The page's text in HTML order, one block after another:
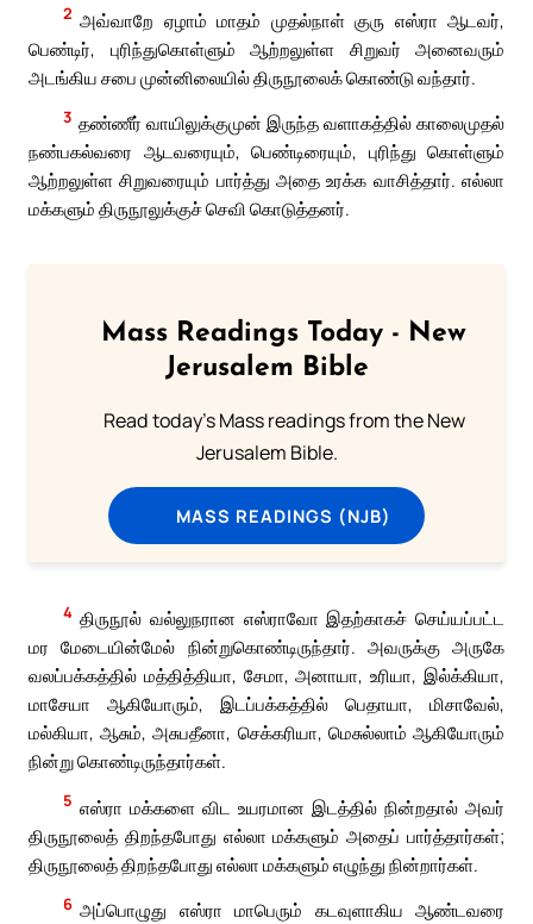
2 அவ்வாறே ஏழாம் மாதம் முதல்நாள் குரு எஸ்ரா ஆடவர்,
பெண்டிர், புரிந்துகொள்ளும் ஆற்றலுள்ள சிறுவர் அனைவரும்
அடங்கிய சபை முன்னிலையில் திருநூலைக் கொண்டு வந்தார்.
3 தண்ணீர் வாயிலுக்குமுன் இருந்த வளாகத்தில் காலைமுதல்
நண்பகல்வரை ஆடவரையும், பெண்டிரையும், புரிந்து கொள்ளும்
ஆற்றலுள்ள சிறுவரையும் பார்த்து அதை உரக்க வாசித்தார். எல்லா
மக்களும் திருநூலுக்குச் செவி கொடுத்தனர்.
Mass Readings Today - New
Jerusalem Bible
Read today's Mass readings from the New
Jerusalem Bible.
MASS READINGS (NJB)
4 திருநூல் வல்லுநரான எஸ்ராவோ இதற்காகச் செய்யப்பட்ட
மர மேடையின்மேல் நின்றுகொண்டிருந்தார். அவருக்கு அருகே
வலப்பக்கத்தில் மத்தித்தியா, சேமா, அனாயா, உரியா, இல்க்கியா,
மாசேயா ஆகியோரும், இடப்பக்கத்தில் பெதாயா, மிசாவேல்,
மல்கியா, ஆசும், அசுபதீனா, செக்கரியா, மெசுல்லாம் ஆகியோரும்
நின்று கொண்டிருந்தார்கள்.
5 எஸ்ரா மக்களை விட உயரமான இடத்தில் நின்றதால் அவர்
திருநூலைத் திறந்தபோது எல்லா மக்களும் அதைப் பார்த்தார்கள்;
திருநூலைத் திறந்தபோது எல்லா மக்களும் எழுந்து நின்றார்கள்.
6 அப்பொழுது எஸ்ரா மாபெரும் கடவுளாகிய ஆண்டவரை